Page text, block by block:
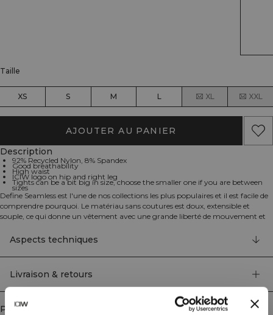
Taille
XS S M L XL XXL
AJOUTER AU PANIER
Description
92% Recycled Nylon, 8% Spandex
Good breathability
High waist
ICIW logo on hip and right leg
Tights can be a bit big in size, choose the smaller one if you are between
sizes
Define Seamless est l'une de nos collections les plus populaires et il est facile de
comprendre pourquoi. Le matériau sans coutures est doux, extensible et
souple, ce qui donne un vêtement avec une grande liberté de mouvement et
couleurs tendance font de Define Seamless la gamme de vêtements de sport
incontournable pour de nombreux types d'entraînement.
Les leggings Define Seamless ont, comme les autres vêtements assortis de la
hanche gauche et logo ICIW discret sur la jambe droite. Taille haute pour un
ajustement parfait.
Les leggings peuvent être un peu grands en taille, choisissez la taille inférieure
si vous êtes entre deux tailles. 92% Nylon Recyclé, 8% Elastan
Aspects techniques
Livraison & retours
Produits similaires